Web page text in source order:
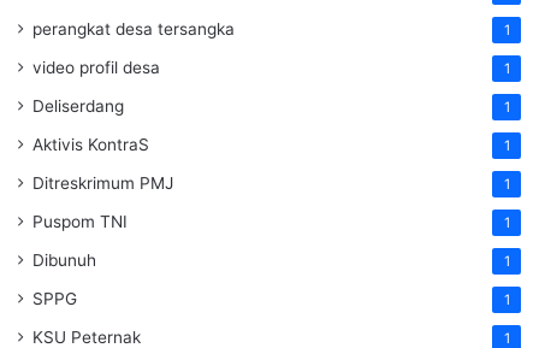
perangkat desa tersangka 1
video profil desa 1
Deliserdang 1
Aktivis KontraS 1
Ditreskrimum PMJ 1
Puspom TNI 1
Dibunuh 1
SPPG 1
KSU Peternak 1